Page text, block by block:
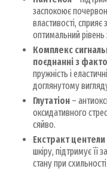
заспокоює
властивості,
оптимальний
Комплекс
поєднанні з
пружність і
доглянутому
Глутатіон –
оксидативного
сяйво.
Екстракт центели
шкіру, підтримує її
стану при